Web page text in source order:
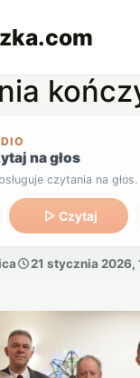
.com
na głos
czytania na głos.
Czytaj
21 stycznia 2026,